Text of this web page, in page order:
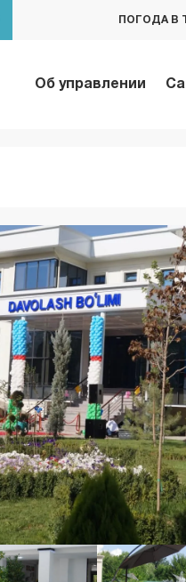
ПОГОДА В
Об управлении